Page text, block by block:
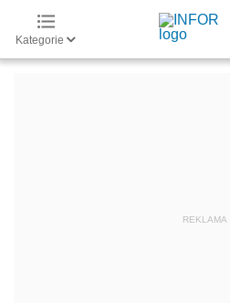
Kategorie